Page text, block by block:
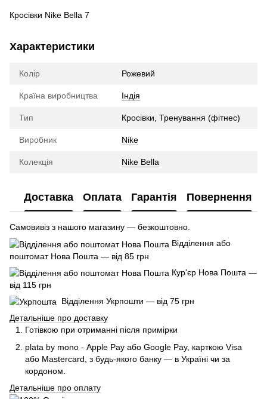
Кросівки Nike Bella 7
Характеристики
Колір Рожевий
Країна виробництва Індія
Тип Кросівки, Тренування (фітнес)
Виробник Nike
Колекція Nike Bella
Доставка Оплата Гарантія Повернення
Самовивіз з нашого магазину — безкоштовно.
Відділення або
поштомат Нова Пошта — від 85 грн
Кур'єр Нова Пошта —
від 115 грн
Відділення Укрпошти — від 75 грн
Детальніше про доставку
Готівкою при отриманні після примірки
plata by mono - Apple Pay або Google Pay, карткою Visa
або Mastercard, з будь-якого банку — в Україні чи за
кордоном.
Детальніше про оплату